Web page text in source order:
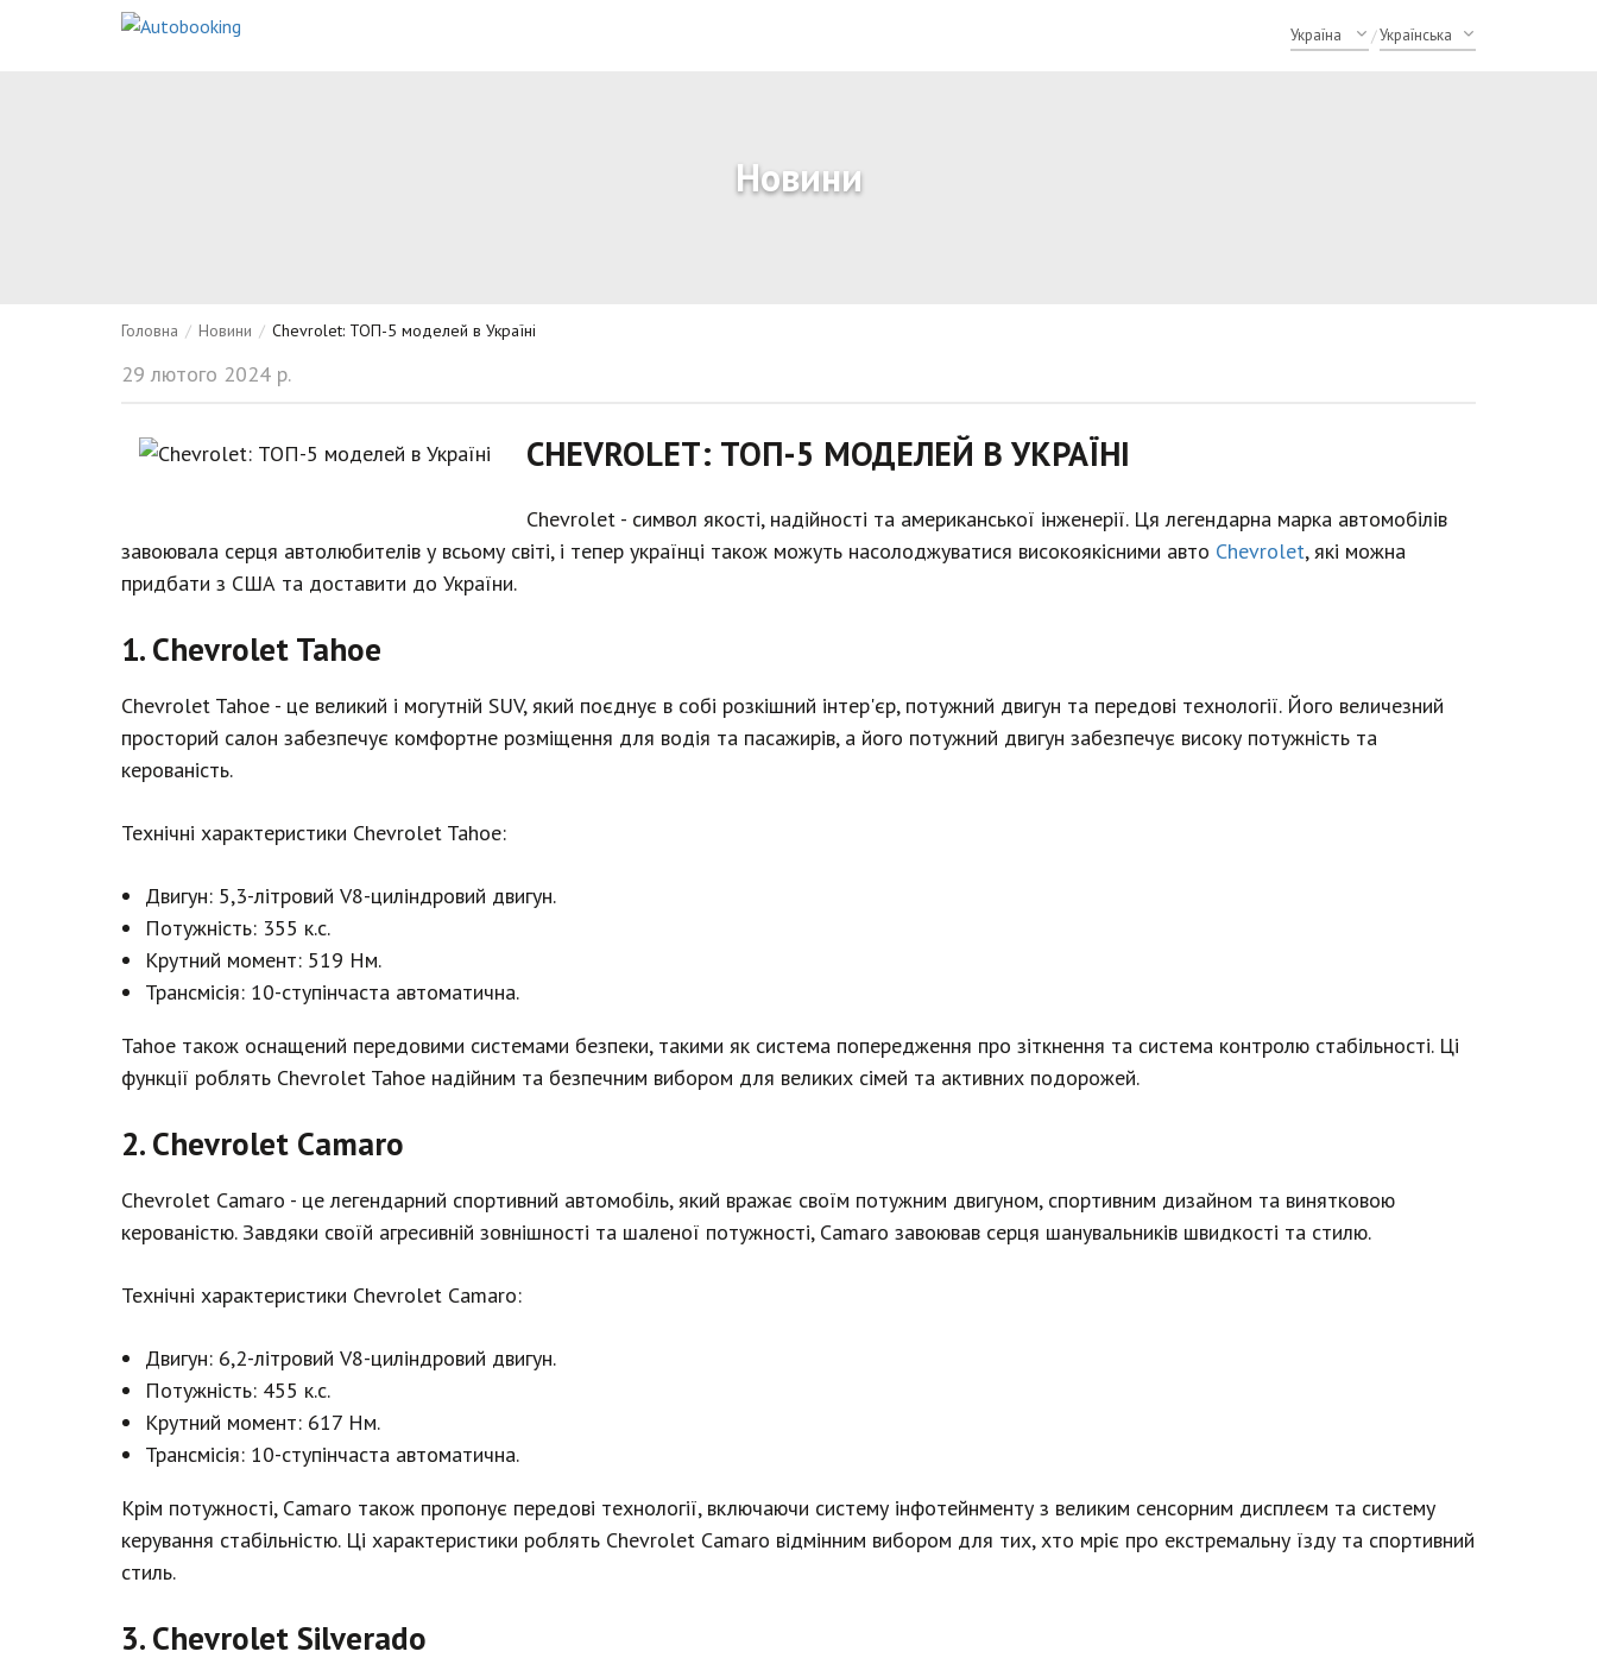
/
Новини
Головна / Новини / Chevrolet: ТОП-5 моделей в Україні
29 лютого 2024 р.
CHEVROLET: ТОП-5 МОДЕЛЕЙ В УКРАЇНІ
Chevrolet - символ якості, надійності та американської інженерії. Ця легендарна марка автомобілів
завоювала серця автолюбителів у всьому світі, і тепер українці також можуть насолоджуватися високоякісними авто Chevrolet, які можна
придбати з США та доставити до України.
1. Chevrolet Tahoe
Chevrolet Tahoe - це великий і могутній SUV, який поєднує в собі розкішний інтер'єр, потужний двигун та передові технології. Його величезний
просторий салон забезпечує комфортне розміщення для водія та пасажирів, а його потужний двигун забезпечує високу потужність та
керованість.
Технічні характеристики Chevrolet Tahoe:
Двигун: 5,3-літровий V8-циліндровий двигун.
Потужність: 355 к.с.
Крутний момент: 519 Нм.
Трансмісія: 10-ступінчаста автоматична.
Tahoe також оснащений передовими системами безпеки, такими як система попередження про зіткнення та система контролю стабільності. Ці
функції роблять Chevrolet Tahoe надійним та безпечним вибором для великих сімей та активних подорожей.
2. Chevrolet Camaro
Chevrolet Camaro - це легендарний спортивний автомобіль, який вражає своїм потужним двигуном, спортивним дизайном та винятковою
керованістю. Завдяки своїй агресивній зовнішності та шаленої потужності, Camaro завоював серця шанувальників швидкості та стилю.
Технічні характеристики Chevrolet Camaro:
Двигун: 6,2-літровий V8-циліндровий двигун.
Потужність: 455 к.с.
Крутний момент: 617 Нм.
Трансмісія: 10-ступінчаста автоматична.
Крім потужності, Camaro також пропонує передові технології, включаючи систему інфотейнменту з великим сенсорним дисплеєм та систему
керування стабільністю. Ці характеристики роблять Chevrolet Camaro відмінним вибором для тих, хто мріє про екстремальну їзду та спортивний
стиль.
3. Chevrolet Silverado